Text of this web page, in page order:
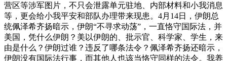
营区等涉军图片，不只会泄露单元驻地、内部材料和小我消息
等，更会给小我平安和部队办理带来现患。4月14日，伊朗总
统佩泽希齐扬暗示，伊朗“不寻求动荡”，一直恪守国际法，并
美国，凭什么伊朗？美以伊朗的、批示官、科学家、学生，来
由是什么？伊朗过谁？违反了哪条法令？佩泽希齐扬还暗示，
伊朗没有国际法行事，而其他人也该当恪守同样的法令。我养